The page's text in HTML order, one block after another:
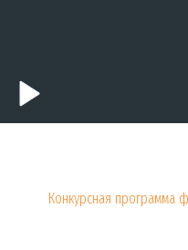
Конкурсная программа